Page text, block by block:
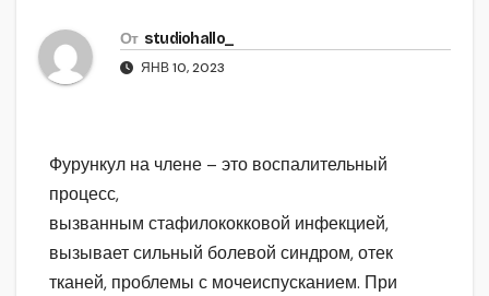
От studiohallo_
ЯНВ 10, 2023
Фурункул на члене – это воспалительный
процесс,
вызванным стафилококковой инфекцией,
вызывает сильный болевой синдром, отек
тканей, проблемы с мочеиспусканием. При